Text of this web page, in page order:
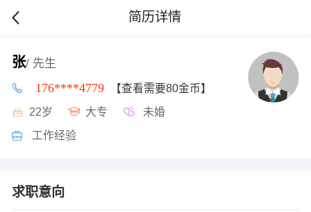
简历详情
张/ 先生
176****4779 【查看需要80金币】
22岁 大专 未婚
工作经验
求职意向